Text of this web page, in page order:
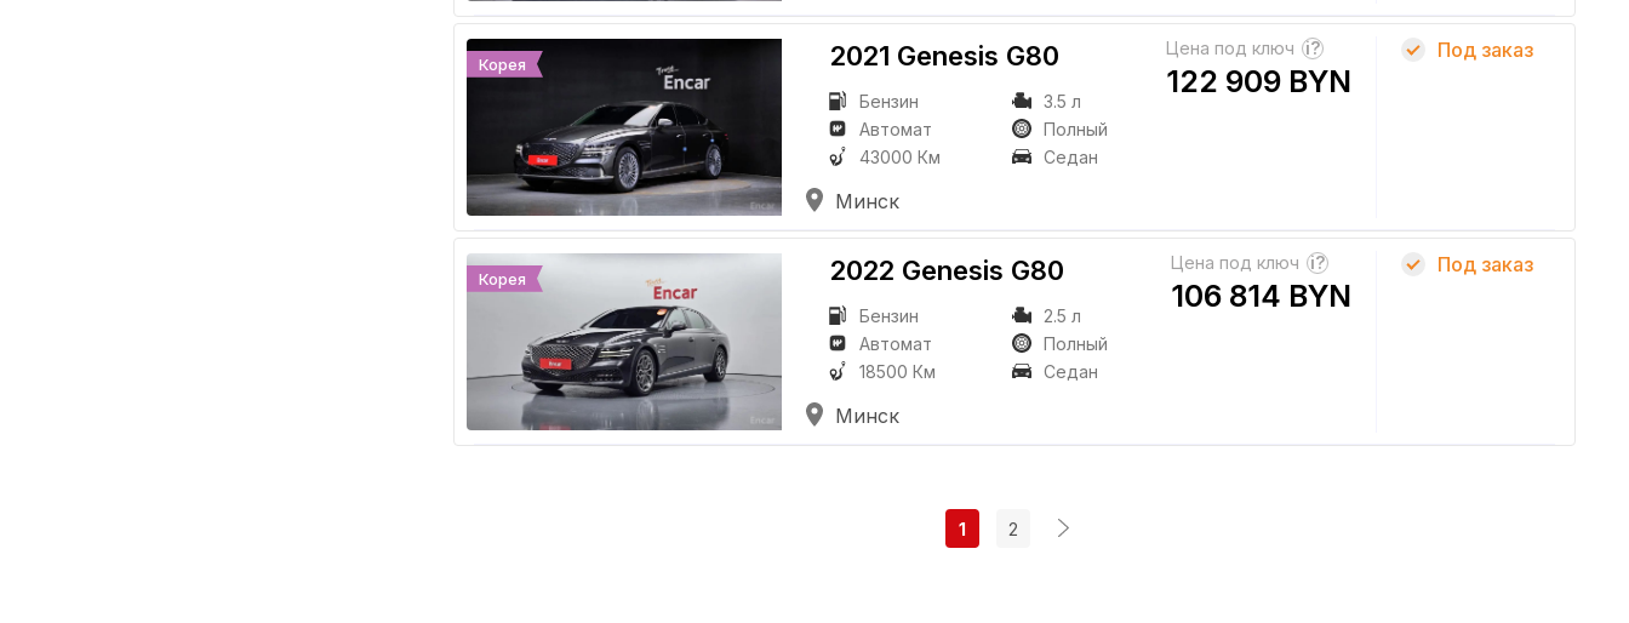
Корея 2021 Genesis G80
Бензин
3.5 л
Автомат
Полный
43000 Км
Седан
Минск
Цена под ключ ?
122 909 BYN
Под заказ
Корея 2022 Genesis G80
Бензин
2.5 л
Автомат
Полный
18500 Км
Седан
Минск
Цена под ключ ?
106 814 BYN
Под заказ
1 2